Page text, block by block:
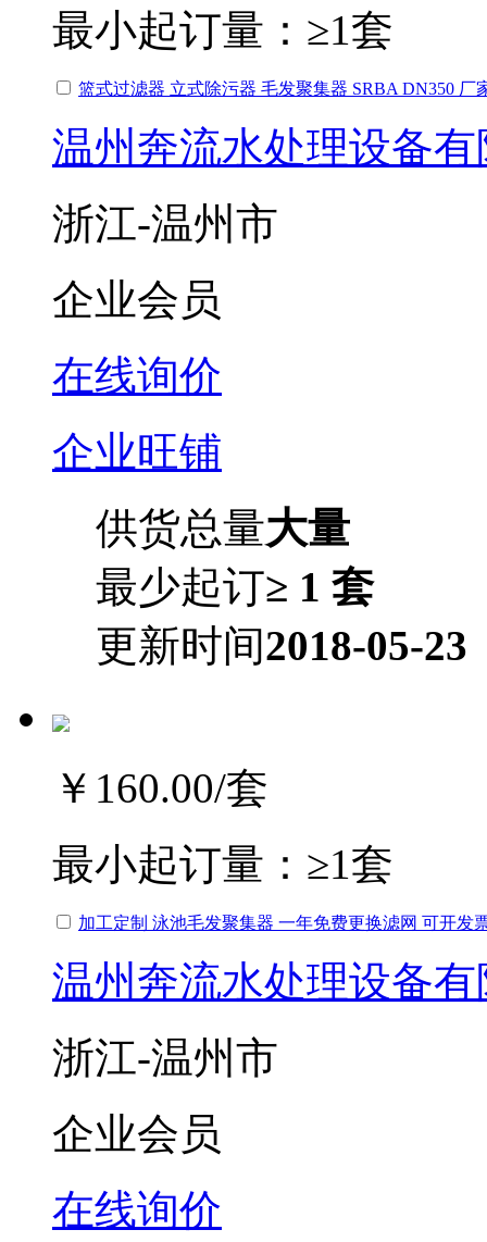
最小起订量： ≥1套
篮式过滤器 立式除污器 毛发聚集器 SRBA DN350 厂
温州奔流水处理设备
浙江-温州市
企业会员
在线询价
企业旺铺
供货总量大量
最少起订≥ 1 套
更新时间2018-05-23
￥160.00/套
最小起订量： ≥1套
加工定制 泳池毛发聚集器 一年免费更换滤网 可开发
温州奔流水处理设备
浙江-温州市
企业会员
在线询价